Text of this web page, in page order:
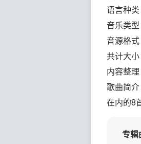
语言种
音乐类
音源格
共计大
内容整理
歌曲简
在内的8
专辑